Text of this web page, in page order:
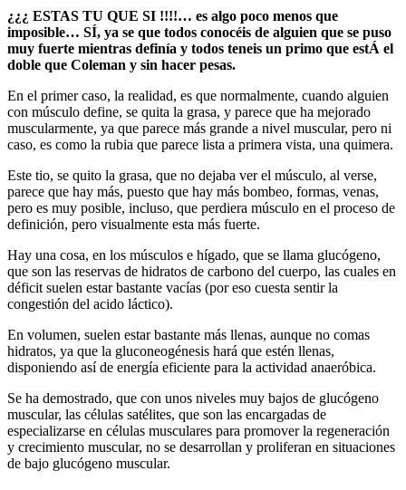
¿¿¿ ESTAS TU QUE SI !!!!… es algo poco menos que
imposible… SÍ, ya se que todos conocéis de alguien que se puso
muy fuerte mientras definía y todos teneis un primo que estÁ el
doble que Coleman y sin hacer pesas.
En el primer caso, la realidad, es que normalmente, cuando alguien
con músculo define, se quita la grasa, y parece que ha mejorado
muscularmente, ya que parece más grande a nivel muscular, pero ni
caso, es como la rubia que parece lista a primera vista, una quimera.
Este tio, se quito la grasa, que no dejaba ver el músculo, al verse,
parece que hay más, puesto que hay más bombeo, formas, venas,
pero es muy posible, incluso, que perdiera músculo en el proceso de
definición, pero visualmente esta más fuerte.
Hay una cosa, en los músculos e hígado, que se llama glucógeno,
que son las reservas de hidratos de carbono del cuerpo, las cuales en
déficit suelen estar bastante vacías (por eso cuesta sentir la
congestión del acido láctico).
En volumen, suelen estar bastante más llenas, aunque no comas
hidratos, ya que la gluconeogénesis hará que estén llenas,
disponiendo así de energía eficiente para la actividad anaeróbica.
Se ha demostrado, que con unos niveles muy bajos de glucógeno
muscular, las células satélites, que son las encargadas de
especializarse en células musculares para promover la regeneración
y crecimiento muscular, no se desarrollan y proliferan en situaciones
de bajo glucógeno muscular.